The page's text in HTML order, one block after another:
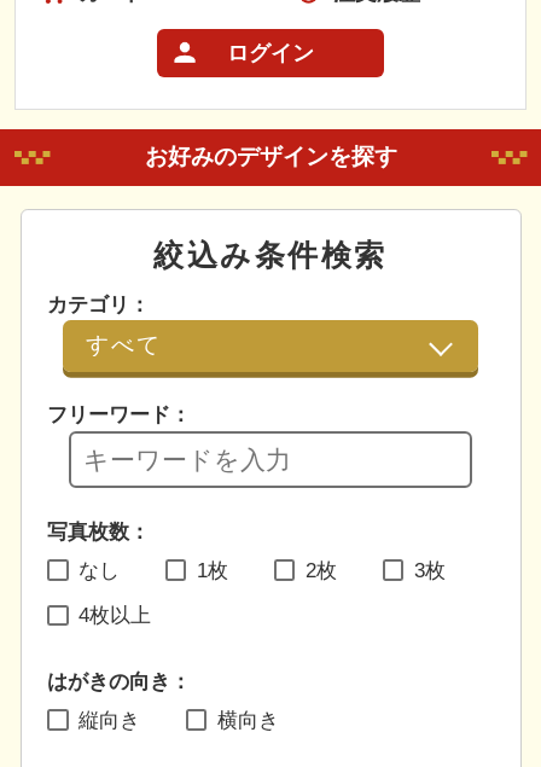
ログイン
お好みのデザインを探す
絞込み条件検索
カテゴリ：
フリーワード：
写真枚数：
なし
1枚 2枚 3枚
4枚以上
はがきの向き：
縦向き
横向き